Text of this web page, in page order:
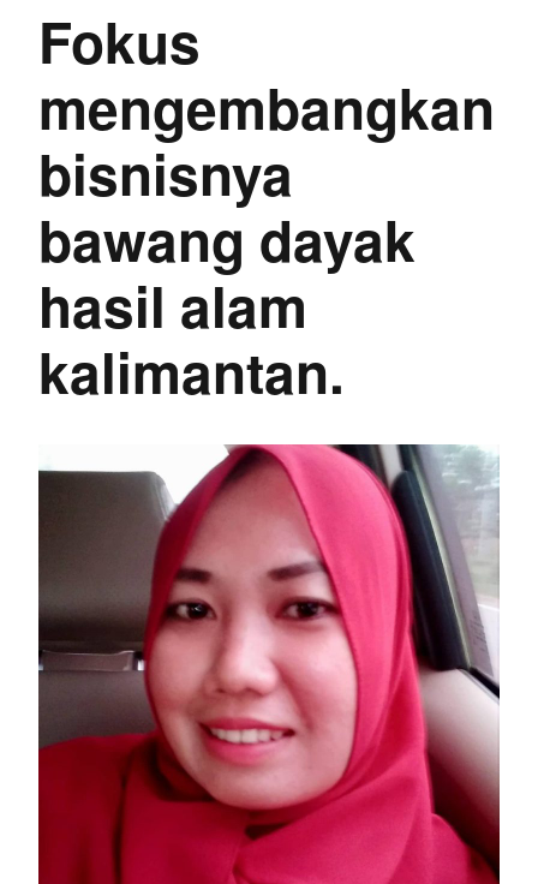
Fokus
mengembangkan
bisnisnya
bawang dayak
hasil alam
kalimantan.